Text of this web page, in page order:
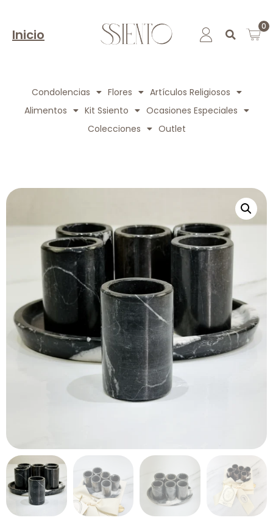
Inicio
0
Condolencias Flores
Artículos Religiosos
Alimentos
Kit Ssiento
Ocasiones Especiales
Colecciones
Outlet